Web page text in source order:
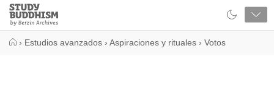
Close
Study
Buddhism
› Estudios avanzados › Aspiraciones y rituales › Votos